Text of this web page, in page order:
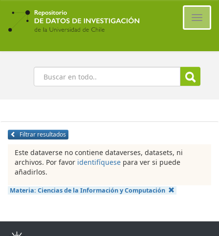
Ir
contenido
principal
Buscar
Filtrar resultados
Este dataverse no contiene dataverses, datasets, ni
archivos. Por favor identifíquese para ver si puede
añadirlos.
Materia: Ciencias de la Información y Computación